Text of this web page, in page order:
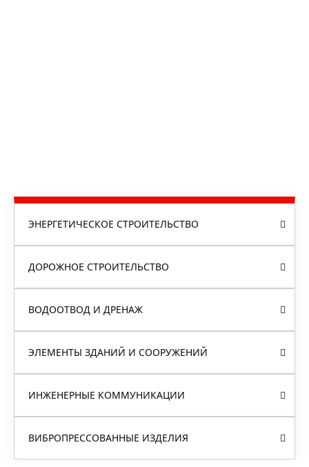
ЭНЕРГЕТИЧЕСКОЕ СТРОИТЕЛЬСТВО
ДОРОЖНОЕ СТРОИТЕЛЬСТВО
ВОДООТВОД И ДРЕНАЖ
ЭЛЕМЕНТЫ ЗДАНИЙ И СООРУЖЕНИЙ
ИНЖЕНЕРНЫЕ КОММУНИКАЦИИ
ВИБРОПРЕССОВАННЫЕ ИЗДЕЛИЯ